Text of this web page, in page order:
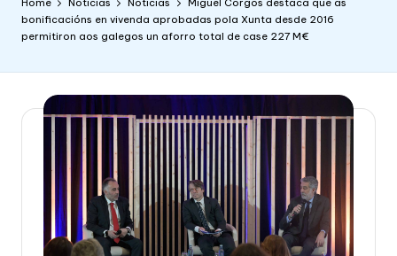
v
e
n
d
b
Home Noticias Noticias
Miguel Corgos destaca que as
bonificacións en vivenda aprobadas pola Xunta desde 2016
permitiron aos galegos un aforro total de case 227 M€